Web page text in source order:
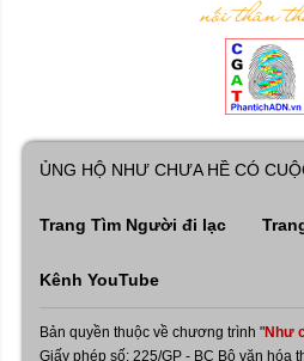
ỦNG HỘ NHƯ CHƯA HỀ CÓ
Trang Tìm Người đi lạc
Kênh YouTube
Bản quyền thuộc về chương trình "Như
Giấy phép số: 225/GP - BC Bộ văn hóa